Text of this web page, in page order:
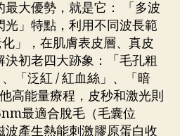
最大優勢，就是它： 「多波
」特點，利用不同波長範
」，在肌膚表皮層、真皮
決初老四大跡象：「毛孔粗
「泛紅 / 紅血絲」、「暗
高能量療程，皮秒和激光則
最適合脫毛（毛囊位
產生熱能刺激膠原蛋白收